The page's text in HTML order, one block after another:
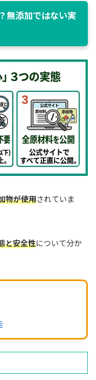
無添加ではない実
物が使用されていま
と安全性について分か